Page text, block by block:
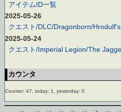
アイテムID一覧
2025-05-26
クエスト/DLC/Dragonborn/
2025-05-24
クエスト/Imperial Legion/The
カウンタ
Counter: 47, today: 1, yesterday: 0